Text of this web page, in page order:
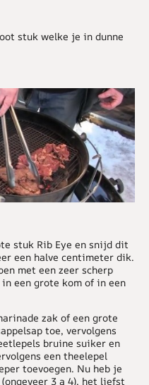
stuk welke je in dunne
stuk Rib Eye en snijd dit
een halve centimeter dik.
met een zeer scherp
een grote kom of in een
zak of een grote
toe, vervolgens
bruine suiker en
een theelepel
toevoegen. Nu heb je
3 a 4), het liefst